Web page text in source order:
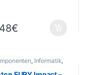
€
, Informatik,